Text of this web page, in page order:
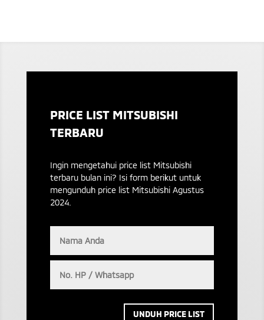
PRICE LIST MITSUBISHI
TERBARU
Ingin mengetahui price list Mitsubishi
terbaru bulan ini? Isi form berikut untuk
mengunduh price list Mitsubishi Agustus
2024.
UNDUH PRICE LIST